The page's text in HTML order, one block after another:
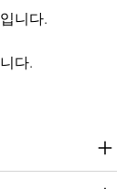
니다.
다.